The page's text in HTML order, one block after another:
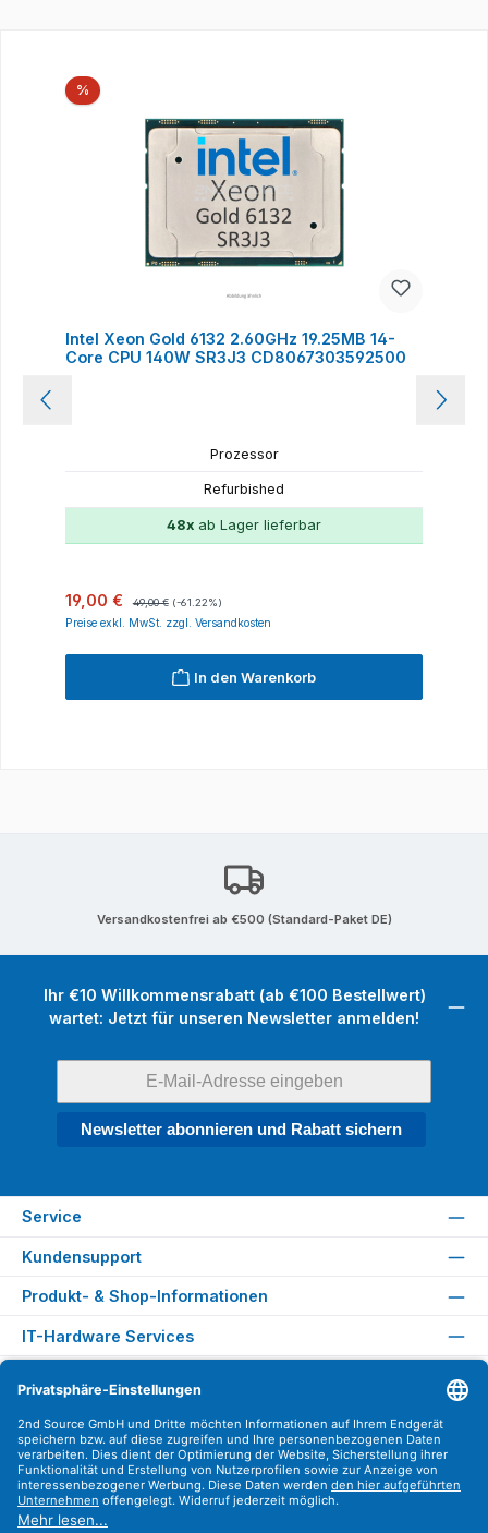
%Rabatt
Intel Xeon Gold 6132 2.60GHz 19.25MB 14-
Core CPU 140W SR3J3 CD8067303592500
Prozessor
Refurbished
48x ab Lager lieferbar
Verkaufspreis:
19,00 € Regulärer Preis:
49,00 € (-61.22%)
Preise exkl. MwSt. zzgl. Versandkosten
In den Warenkorb
Versandkostenfrei ab €500 (Standard-Paket DE)
Ihr €10 Willkommensrabatt (ab €100 Bestellwert)
wartet: Jetzt für unseren Newsletter anmelden!
Newsletter abonnieren und Rabatt sichern
Service
Kundensupport
Produkt- & Shop-Informationen
IT-Hardware Services
Versandarten
Zahlungsarten
Sicher Einkaufen